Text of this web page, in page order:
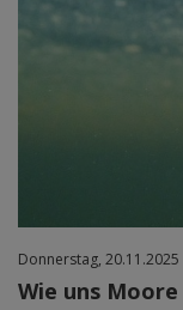
Donnerstag, 20.11.2025
Wie uns Moore